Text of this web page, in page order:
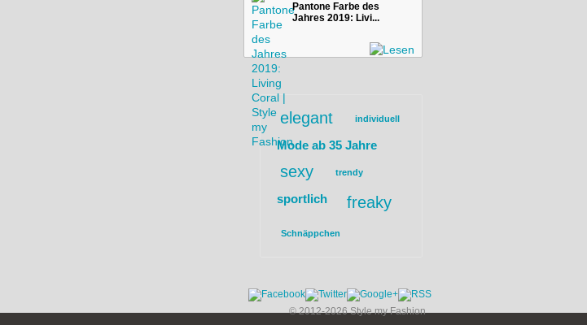
Pantone Farbe des
Jahres 2019: Livi...
elegant individuell
Mode ab 35 Jahre
sexy trendy
sportlich freaky
Schnäppchen
© 2012-2026 Style my Fashion